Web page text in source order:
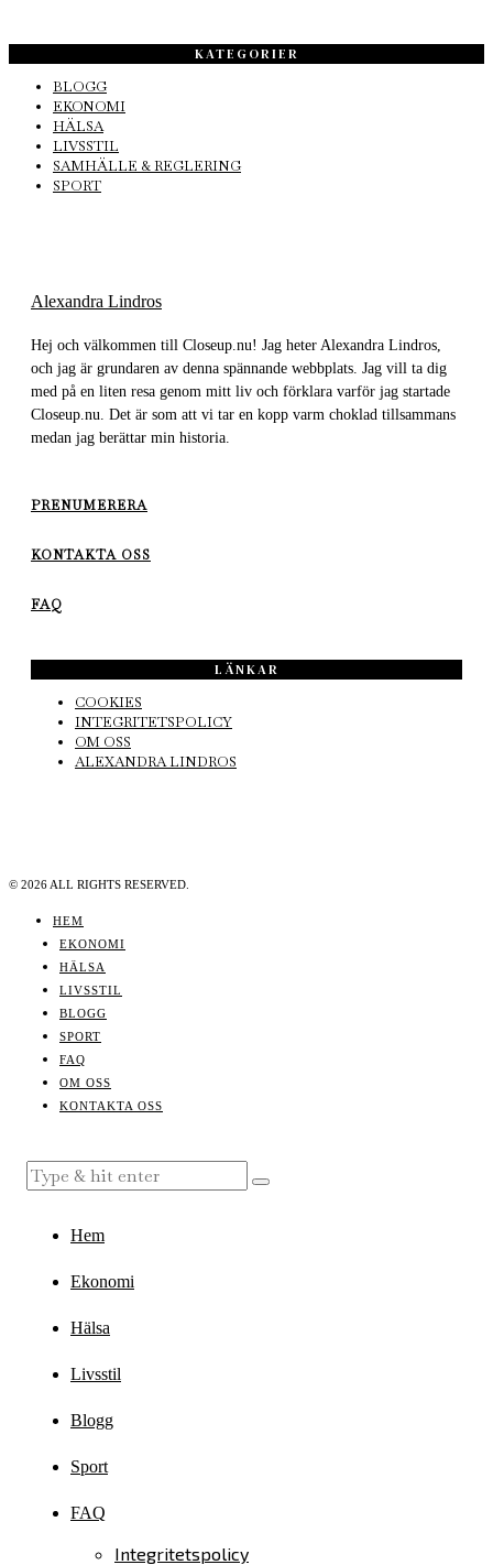
KATEGORIER
BLOGG
EKONOMI
HÄLSA
LIVSSTIL
SAMHÄLLE & REGLERING
SPORT
Alexandra Lindros
Hej och välkommen till Closeup.nu! Jag heter Alexandra Lindros,
och jag är grundaren av denna spännande webbplats. Jag vill ta dig
med på en liten resa genom mitt liv och förklara varför jag startade
Closeup.nu. Det är som att vi tar en kopp varm choklad tillsammans
medan jag berättar min historia.
PRENUMERERA
KONTAKTA OSS
FAQ
LÄNKAR
COOKIES
INTEGRITETSPOLICY
OM OSS
ALEXANDRA LINDROS
© 2026 ALL RIGHTS RESERVED.
HEM
EKONOMI
HÄLSA
LIVSSTIL
BLOGG
SPORT
FAQ
OM OSS
KONTAKTA OSS
Hem
Ekonomi
Hälsa
Livsstil
Blogg
Sport
FAQ
Integritetspolicy